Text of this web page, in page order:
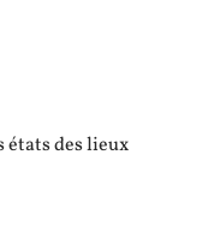
états des lieux